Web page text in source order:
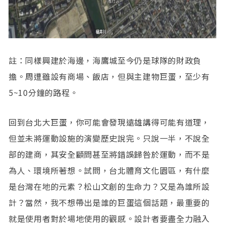
註：同樣興建於海邊，海鷹城至今仍是球隊的財政負
擔。周遭雖設有商場、飯店，但與主建物巨蛋，至少有
5~10分鐘的路程。
回到台北大巨蛋，你可能會發現遠雄講得可能有道理，
但並未將運動設施的演變歷史說完。只說一半，不說全
部的建商，其安全顧問甚至將錯誤歸咎於運動，而不是
為人、環境所著想。試問，台北體育文化園區，有什麼
是台灣在地的元素？松山文創的生命力？又是為誰所設
計？當然，我不想帶出是誰的巨蛋這個話題，最重要的
就是使用者對於場地使用的觀感。設計者要盡全力融入